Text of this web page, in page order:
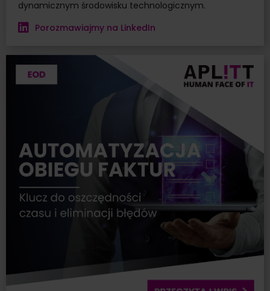
dynamicznym środowisku technologicznym.
Porozmawiajmy na LinkedIn